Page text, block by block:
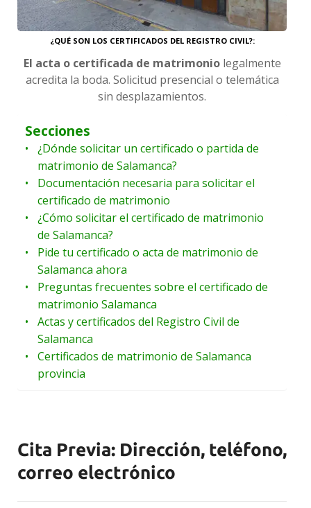
¿QUÉ SON LOS CERTIFICADOS DEL REGISTRO CIVIL?
El acta o certificada de matrimoniolegalmente
acredita la boda. Solicitud presencial o telemática
sin desplazamientos.
Secciones
¿Dónde solicitar un certificado o partida de
matrimonio de Salamanca?
Documentación necesaria para solicitar el
certificado de matrimonio
¿Cómo solicitar el certificado de matrimonio
de Salamanca?
Pide tu certificado o acta de matrimonio de
Salamanca ahora
Preguntas frecuentes sobre el certificado de
matrimonio Salamanca
Actas y certificados del Registro Civil de
Salamanca
Certificados de matrimonio de Salamanca
provincia
Cita Previa: Dirección, teléfono,
correo electrónico